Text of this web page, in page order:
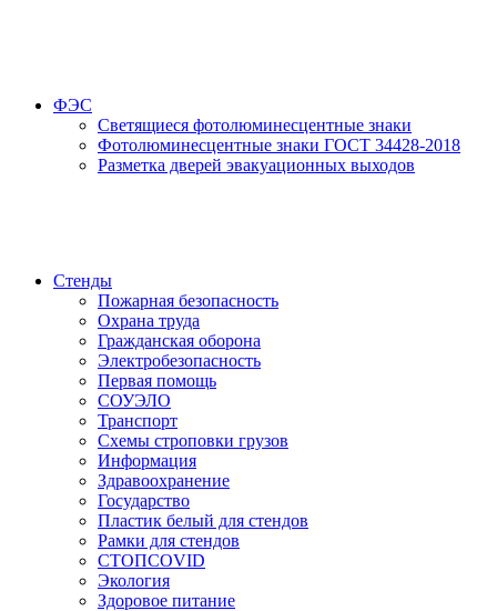
ФЭС
Светящиеся фотолюминесцентные знаки
Фотолюминесцентные знаки ГОСТ 34428-2018
Разметка дверей эвакуационных выходов
Стенды
Пожарная безопасность
Охрана труда
Гражданская оборона
Электробезопасность
Первая помощь
СОУЭЛО
Транспорт
Схемы строповки грузов
Информация
Здравоохранение
Государство
Пластик белый для стендов
Рамки для стендов
СТОПCOVID
Экология
Здоровое питание